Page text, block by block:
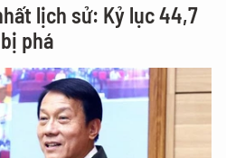
lịch sử: Kỷ lục 44,7
phá